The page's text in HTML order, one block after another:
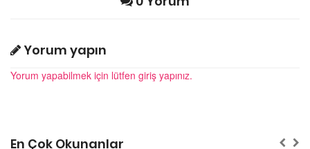
Yorum yapın
Yorum yapabilmek için lütfen giriş yapınız.
En Çok Okunanlar